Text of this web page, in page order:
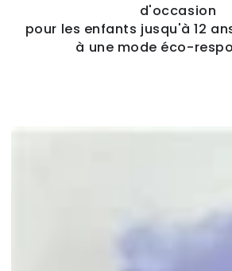
d'occasion
pour les enfants jusqu'à 12
à une mode éco-